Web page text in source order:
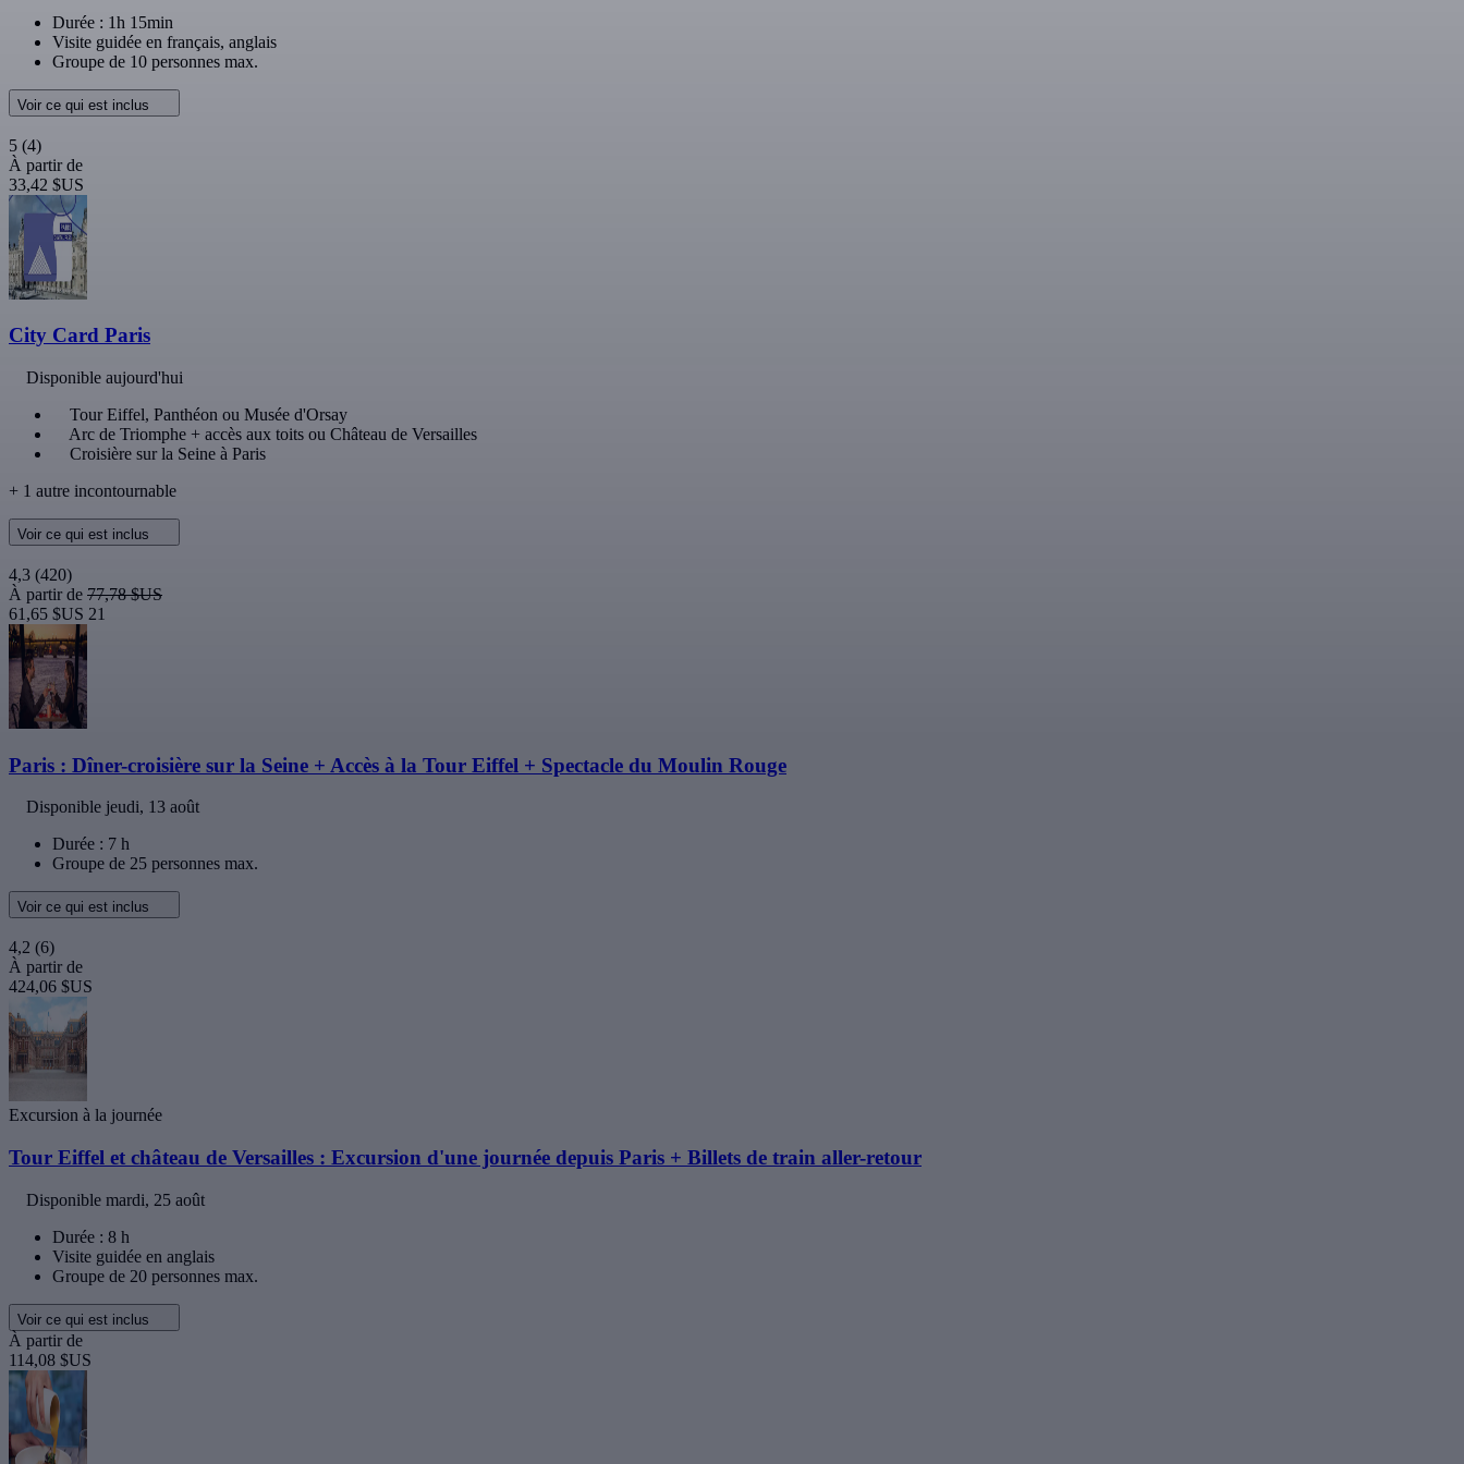
Durée : 1h 15min
Visite guidée en français, anglais
Groupe de 10 personnes max.
Voir ce qui est inclus
5 (4)
À partir de
33,42 $US
City Card Paris
Disponible aujourd'hui
Tour Eiffel, Panthéon ou Musée d'Orsay
Arc de Triomphe + accès aux toits ou Château de Versailles
Croisière sur la Seine à Paris
+ 1 autre incontournable
Voir ce qui est inclus
4,3 (420)
À partir de 77,78 $US
61,65 $US 21
Paris : Dîner-croisière sur la Seine + Accès à la Tour Eiffel + Spectacle du Moulin Rouge
Disponible jeudi, 13 août
Durée : 7 h
Groupe de 25 personnes max.
Voir ce qui est inclus
4,2 (6)
À partir de
424,06 $US
Excursion à la journée
Tour Eiffel et château de Versailles : Excursion d'une journée depuis Paris + Billets de train aller-retour
Disponible mardi, 25 août
Durée : 8 h
Visite guidée en anglais
Groupe de 20 personnes max.
Voir ce qui est inclus
À partir de
114,08 $US